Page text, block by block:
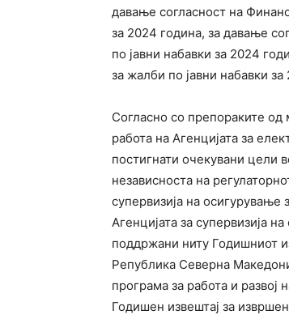
давање согласност на
за 2024 година, за давање
по јавни набавки за 2024
за жалби по јавни набавки
Согласно со препораките од
работа на Агенцијата за
постигнати очекувани цели
независноста на
супервизија на
Агенцијата за супервизија
поддржани ниту Годишниот
Република Северна
програма за работа и развој
Годишен извештај за